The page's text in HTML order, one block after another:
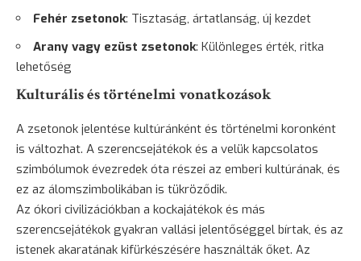
Fehér zsetonok: Tisztaság, ártatlanság, új kezdet
Arany vagy ezüst zsetonok: Különleges érték, ritka
lehetőség
Kulturális és történelmi vonatkozások
A zsetonok jelentése kultúránként és történelmi koronként
is változhat. A szerencsejátékok és a velük kapcsolatos
szimbólumok évezredek óta részei az emberi kultúrának, és
ez az álomszimbolikában is tükröződik.
Az ókori civilizációkban a kockajátékok és más
szerencsejátékok gyakran vallási jelentőséggel bírtak, és az
istenek akaratának kifürkészésére használták őket. Az